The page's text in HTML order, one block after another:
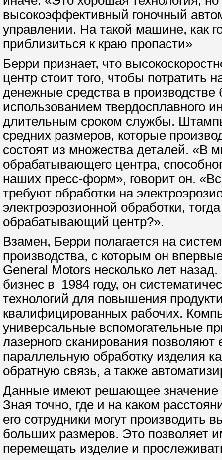
высокоэффективный гоночный
управлении. На такой машине, как
приблизиться к краю пропасти»
Берри признает, что
центр стоит того, чтобы потратить
денежные средства в
использованием твердосплавного
длительным сроком службы.
средних размеров, которые
состоят из множества деталей. «В
обрабатывающего центра,
наших пресс-форм», говорит он.
требуют обработки на
электроэрозионной обработки,
обрабатывающий центр?».
Взамен, Берри полагается на
производства, с которым он
General Motors несколько лет
бизнес в 1984 году, он
технологий для повышения
квалифицированных рабочих.
универсальные вспомогательные
лазерного сканирования позволяют
параллельную обработку изделия
обратную связь, а также
Данные имеют решающее значение
Зная точно, где и на каком
его сотрудники могут производить
больших размеров. Это позволяет
перемещать изделие и